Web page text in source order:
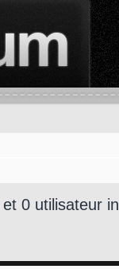
0 utilisateur